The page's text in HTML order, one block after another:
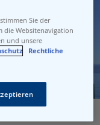
Sie der
die Websitenavigation
und unsere
Rechtliche